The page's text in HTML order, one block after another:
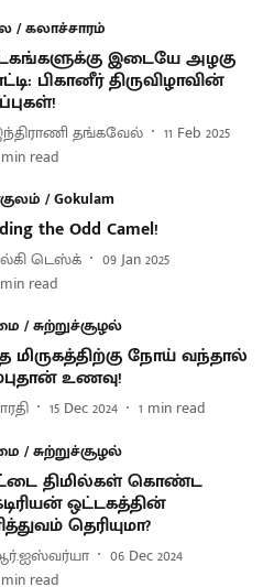
/ கலாச்சாரம்
இடையே அழகு
பிகானீர் திருவிழாவின்
தங்கவேல்
11 Feb 2025
min read
/ Gokulam
the Odd Camel!
டெஸ்க்
09 Jan 2025
min read
/ சுற்றுச்சூழல்
மிருகத்திற்கு நோய் வந்தால்
உணவு!
15 Dec 2024 1 min read
/ சுற்றுச்சூழல்
திமில்கள் கொண்ட
ஒட்டகத்தின்
தெரியுமா?
06 Dec 2024
min read